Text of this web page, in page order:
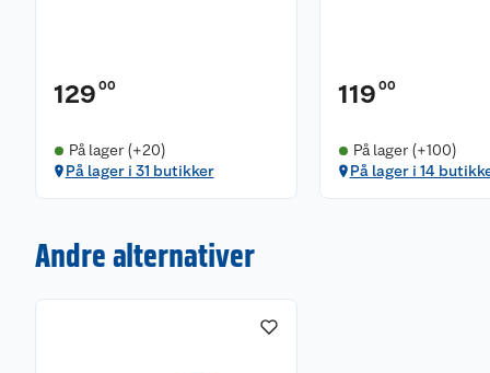
129 00
På lager (+20)
På lager i 31 butikker
119 00
På lager (+100)
På lager i 14
Andre alternativer